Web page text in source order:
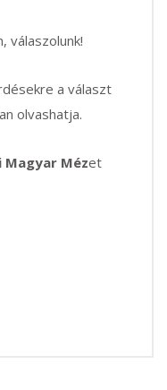
válaszolunk!
a választ
olvashatja.
Magyar Mézet